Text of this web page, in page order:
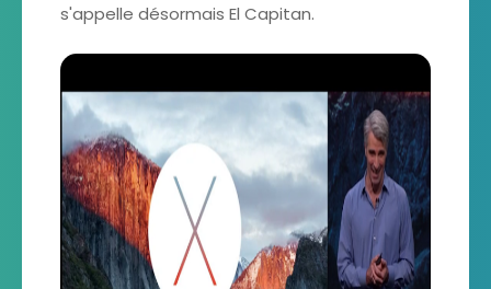
s'appelle désormais El Capitan.